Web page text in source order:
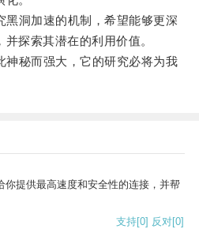
洞加速的机制，希望能够更深
探索其潜在的利用价值。
秘而强大，它的研究必将为我
提供最高速度和安全性的连接，并帮
支持[0] 反对[0]